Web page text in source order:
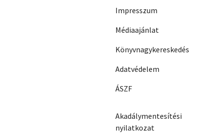
Impresszum
Médiaajánlat
Könyvnagykereskedés
Adatvédelem
ÁSZF
Akadálymentesítési
nyilatkozat